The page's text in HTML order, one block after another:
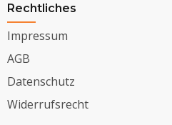
Rechtliches
Impressum
AGB
Datenschutz
Widerrufsrecht